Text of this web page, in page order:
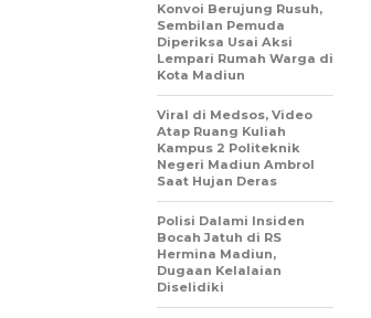
Konvoi Berujung Rusuh,
Sembilan Pemuda
Diperiksa Usai Aksi
Lempari Rumah Warga di
Kota Madiun
Viral di Medsos, Video
Atap Ruang Kuliah
Kampus 2 Politeknik
Negeri Madiun Ambrol
Saat Hujan Deras
Polisi Dalami Insiden
Bocah Jatuh di RS
Hermina Madiun,
Dugaan Kelalaian
Diselidiki